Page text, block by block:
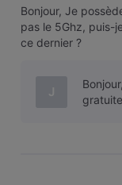
Bonjour, Je
pas le 5Ghz, puis-
ce dernier ?
J